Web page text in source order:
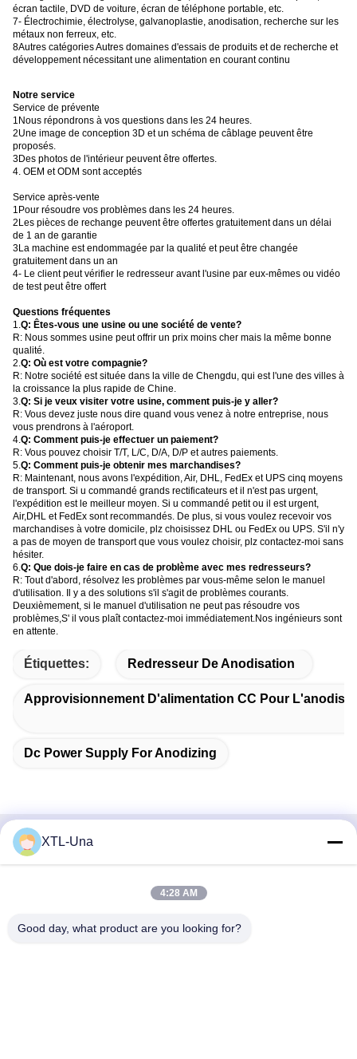
écran tactile, DVD de voiture, écran de téléphone portable, etc.
7- Électrochimie, électrolyse, galvanoplastie, anodisation, recherche sur les
métaux non ferreux, etc.
8Autres catégories Autres domaines d'essais de produits et de recherche et
développement nécessitant une alimentation en courant continu
Notre service
Service de prévente
1Nous répondrons à vos questions dans les 24 heures.
2Une image de conception 3D et un schéma de câblage peuvent être
proposés.
3Des photos de l'intérieur peuvent être offertes.
4. OEM et ODM sont acceptés
Service après-vente
1Pour résoudre vos problèmes dans les 24 heures.
2Les pièces de rechange peuvent être offertes gratuitement dans un délai
de 1 an de garantie
3La machine est endommagée par la qualité et peut être changée
gratuitement dans un an
4- Le client peut vérifier le redresseur avant l'usine par eux-mêmes ou vidéo
de test peut être offert
Questions fréquentes
1.Q: Êtes-vous une usine ou une société de vente?
R: Nous sommes usine peut offrir un prix moins cher mais la même bonne
qualité.
2.Q: Où est votre compagnie?
R: Notre société est située dans la ville de Chengdu, qui est l'une des villes à
la croissance la plus rapide de Chine.
3.Q: Si je veux visiter votre usine, comment puis-je y aller?
R: Vous devez juste nous dire quand vous venez à notre entreprise, nous
vous prendrons à l'aéroport.
4.Q: Comment puis-je effectuer un paiement?
R: Vous pouvez choisir T/T, L/C, D/A, D/P et autres paiements.
5.Q: Comment puis-je obtenir mes marchandises?
R: Maintenant, nous avons l'expédition, Air, DHL, FedEx et UPS cinq moyens
de transport. Si u commandé grands rectificateurs et il n'est pas urgent,
l'expédition est le meilleur moyen. Si u commandé petit ou il est urgent,
Air,DHL et FedEx sont recommandés. De plus, si vous voulez recevoir vos
marchandises à votre domicile, plz choisissez DHL ou FedEx ou UPS. S'il n'y
a pas de moyen de transport que vous voulez choisir, plz contactez-moi sans
hésiter.
6.Q: Que dois-je faire en cas de problème avec mes redresseurs?
R: Tout d'abord, résolvez les problèmes par vous-même selon le manuel
d'utilisation. Il y a des solutions s'il s'agit de problèmes courants.
Deuxièmement, si le manuel d'utilisation ne peut pas résoudre vos
problèmes,S' il vous plaît contactez-moi immédiatement.Nos ingénieurs sont
en attente.
Étiquettes: Redresseur De Anodisation
Approvisionnement D'alimentation CC Pour
Dc Power Supply For Anodizing
Contactez rapidement
de Chengdu, province de Sichuan, Chine
XTL-Una
4:28 AM
Good day, what product are you looking for?